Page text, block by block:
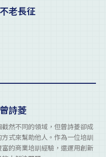
老長征
詩菱
然不同的領域，但曾詩菱卻成
式來幫助他人。作為一位培訓
的商業培訓經驗，還運用創新